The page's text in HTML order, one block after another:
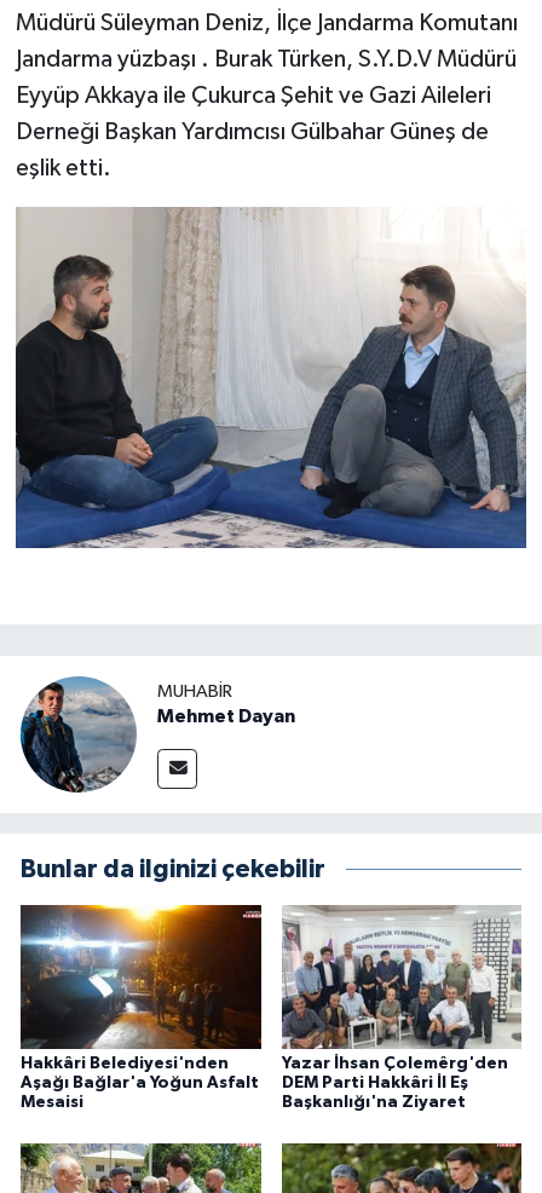
Müdürü Süleyman Deniz, İlçe Jandarma Komutanı
Jandarma yüzbaşı . Burak Türken, S.Y.D.V Müdürü
Eyyüp Akkaya ile Çukurca Şehit ve Gazi Aileleri
Derneği Başkan Yardımcısı Gülbahar Güneş de
eşlik etti.
MUHABIR
Mehmet Dayan
Bunlar da ilginizi çekebilir
Hakkâri Belediyesi'nden
Aşağı Bağlar'a Yoğun Asfalt
Mesaisi
Yazar İhsan Çolemêrg'den
DEM Parti Hakkâri İl Eş
Başkanlığı'na Ziyaret